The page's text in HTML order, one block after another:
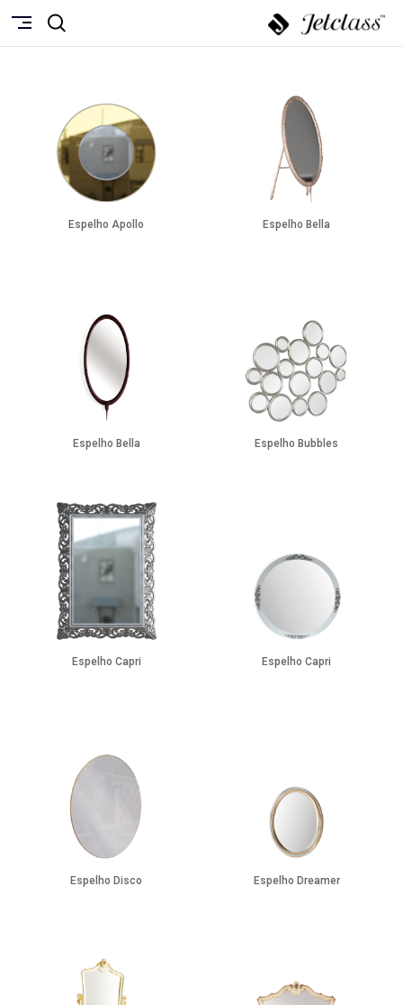
Espelho Apollo Espelho Bella
Espelho Bella Espelho Bubbles
Espelho Capri Espelho Capri
Espelho Disco Espelho Dreamer